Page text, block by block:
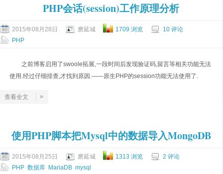
PHP会话(session)工作原理分析
2015年08月28日 磨延城 1709 浏览
10 评论
PHP
之前博客启用了swoole拓展,一段时间后发现验证码,留言等相关功能无法
使用.经过仔细排查,才找到原因.——原生PHP的session功能无法使用了.
查看全文 »
使用PHP脚本把Mysql中的数据导入MongoDB
2015年08月25日 磨延城 1313 浏览
2 评论
PHP 数据库 MariaDB mysql